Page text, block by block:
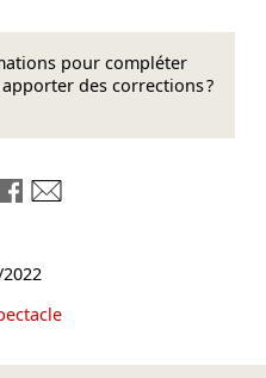
pour compléter
des corrections ?
sur LinkedIn
sur Mastodon
Partager sur Bluesky
Partager sur Facebook